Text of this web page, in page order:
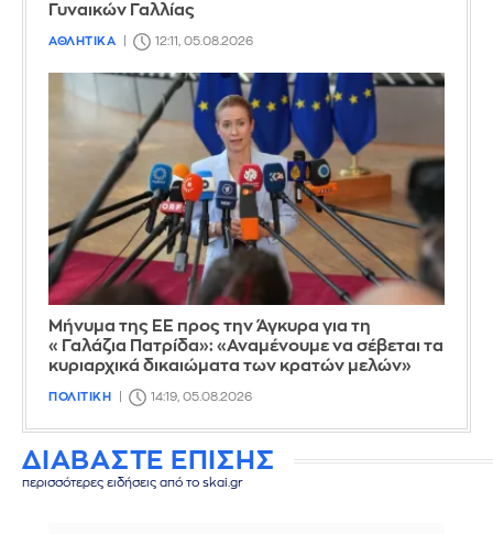
Γυναικών Γαλλίας
ΑΘΛΗΤΙΚΑ 12:11, 05.08.2026
Μήνυμα της ΕΕ προς την Άγκυρα για τη
«Γαλάζια Πατρίδα»: «Αναμένουμε να σέβεται τα
κυριαρχικά δικαιώματα των κρατών μελών»
ΠΟΛΙΤΙΚΗ 14:19, 05.08.2026
ΔΙΑΒΑΣΤΕ ΕΠΙΣΗΣ
περισσότερες ειδήσεις από το skai.gr